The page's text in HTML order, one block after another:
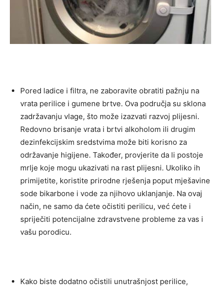
Pored ladice i filtra, ne zaboravite obratiti pažnju na
vrata perilice i gumene brtve. Ova područja su sklona
zadržavanju vlage, što može izazvati razvoj plijesni.
Redovno brisanje vrata i brtvi alkoholom ili drugim
dezinfekcijskim sredstvima može biti korisno za
održavanje higijene. Također, provjerite da li postoje
mrlje koje mogu ukazivati na rast plijesni. Ukoliko ih
primijetite, koristite prirodne rješenja poput mješavine
sode bikarbone i vode za njihovo uklanjanje. Na ovaj
način, ne samo da ćete očistiti perilicu, već ćete i
spriječiti potencijalne zdravstvene probleme za vas i
vašu porodicu.
Kako biste dodatno očistili unutrašnjost perilice,